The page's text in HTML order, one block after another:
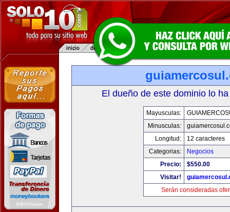
El dueño de este dominio lo
Mayusculas:
Minusculas:
Longitud:
12 caracteres
Categorias:
Negocios
Precio:
$550.00
Visitar!
Serán consideradas